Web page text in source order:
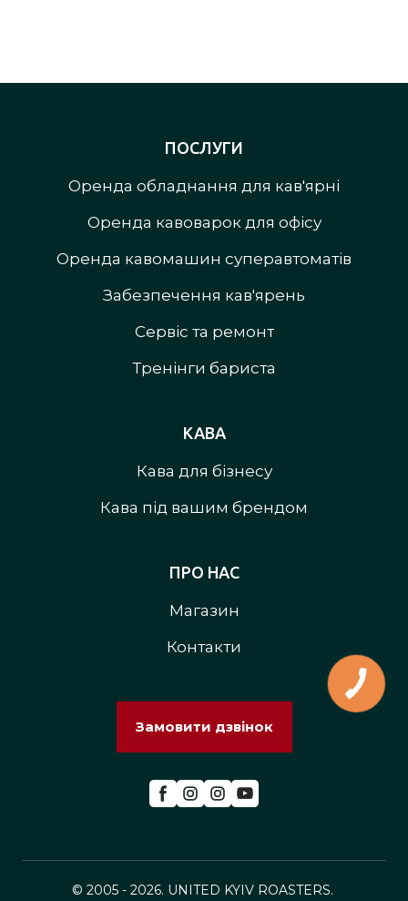
ПОСЛУГИ
Оренда обладнання для кав'ярні
Оренда кавоварок для офісу
Оренда кавомашин суперавтоматів
Забезпечення кав'ярень
Сервіс та ремонт
Тренінги бариста
КАВА
Кава для бізнесу
Кава під вашим брендом
ПРО НАС
Магазин
Контакти
Замовити дзвінок
© 2005 - 2026. UNITED KYIV ROASTERS.